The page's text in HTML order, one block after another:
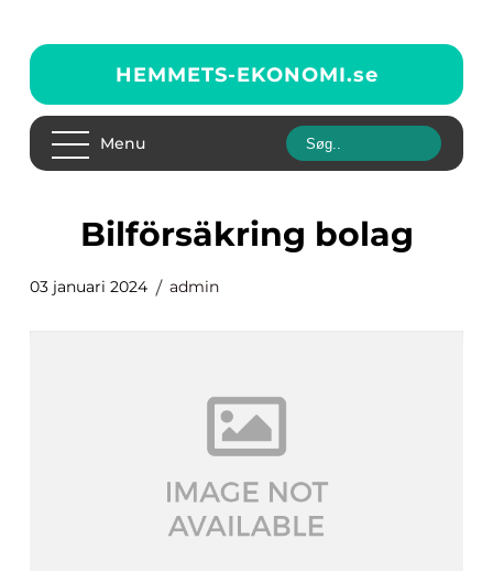
HEMMETS-EKONOMI.se
Menu
bilförsäkring bolag
03 januari 2024 admin